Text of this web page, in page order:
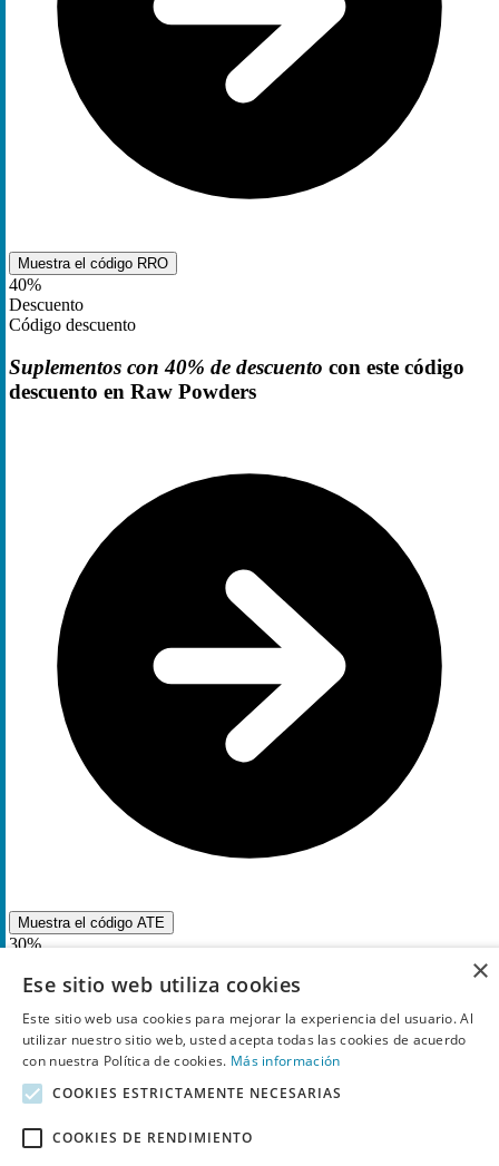
Muestra el código RRO
40%
Descuento
Código descuento
Suplementos con 40% de descuento con este código
descuento en Raw Powders
Muestra el código ATE
30%
Código descuento
Código descuento Raw Powders para un30%de
ahorro en tus compras
Utilizado
×
Ese sitio web utiliza cookies
Este sitio web usa cookies para mejorar la experiencia del usuario. Al
utilizar nuestro sitio web, usted acepta todas las cookies de acuerdo
con nuestra Política de cookies. Más información
COOKIES ESTRICTAMENTE NECESARIAS
COOKIES DE RENDIMIENTO